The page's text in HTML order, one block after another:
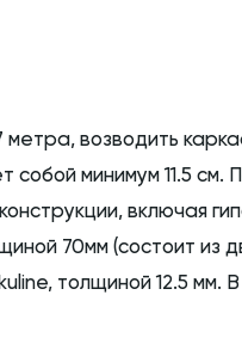
возводить
собой минимум 11.5
включая
70мм (состоит из
толщиной 12.5 мм.